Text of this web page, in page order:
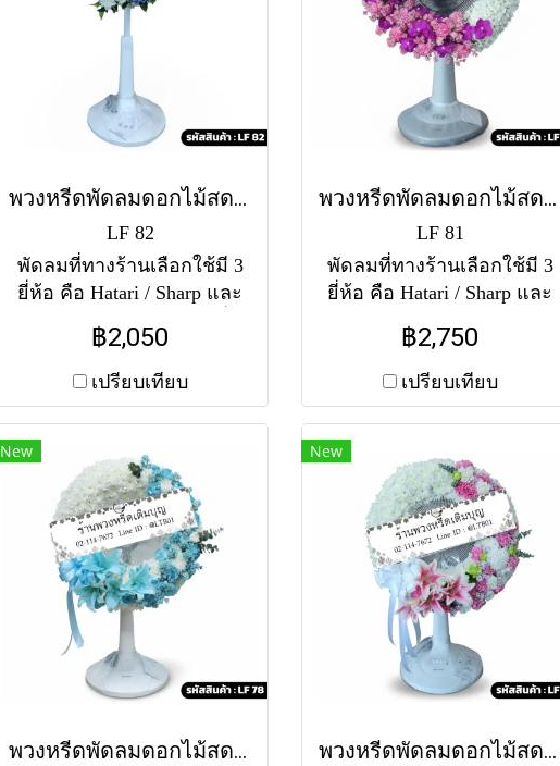
ได้ค่ะ) พัดลมคอสไลด์ 16"
ราคา 2090 พัดลมคอสไลด์
18" ราคา 2590
(สอบถามก่อนสั่งซื้อได้ค่ะ)
พัดลมคอสไลด์ 16" ราคา
2590 พัดลมคอสไลด์ 18"
ราคา 2990
พวงหรีดพัดลมดอกไม้สด นภางค์ (LF82)
LF 82
พัดลมที่ทางร้านเลือกใช้มี 3
ยี่ห้อ คือ Hatari / Sharp และ
Accord จัดพุ่มดอกไม้ ครึ่ง
วงกลมล่าง โทนสีฟ้า-ขาว
ประดับไฮเดรนเยียฟ้าและ
กุหลาบขาว สวยหรู ทั้งนี้
แต่ละสาขาอาจใช้แตกต่าง
กัน สำหรับสีของพัดลม หาก
ไม่มีสีตามแบบ ทางร้านขอ
อนุญาตใช้พัดลมคละสีตาม
สต็อคที่มีในแต่ละวัน
(สอบถามก่อนสั่งซื้อได้ค่ะ)
พัดลมคอสไลด์ 16" ราคา
2050 พัดลมคอสไลด์ 18"
ราคา 2490
฿2,050
เปรียบเทียบ
พวงหรีดพัดลมดอกไม้สด ดาราภิรมย์ (LF81)
LF 81
พัดลมที่ทางร้านเลือกใช้มี 3
ยี่ห้อ คือ Hatari / Sharp และ
Accord จัดทรงกลมเต็มวง
แบ่งครึ่งสี โทนม่วง-ชมพู-
ขาว ประดับกล้วยไม้ม่วงและ
ดอกมัม ทั้งนี้แต่ละสาขาอาจ
ใช้แตกต่างกัน สำหรับสีของ
พัดลม หากไม่มีสีตามแบบ
ทางร้านขออนุญาตใช้พัดลม
คละสีตามสต็อคที่มีในแต่ละ
วัน (สอบถามก่อนสั่งซื้อได้
ค่ะ) พัดลมคอสไลด์ 16" ราคา
2750 พัดลมคอสไลด์ 18"
ราคา 3150
฿2,750
เปรียบเทียบ
New
พวงหรีดพัดลมดอกไม้สด ธาราสวรรค์ (LF78)
New
พวงหรีดพัดลมดอกไม้สด ชมพูนุช (LF77)